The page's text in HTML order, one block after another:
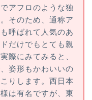
アフロのような独
そのため、通称ア
呼ばれて人気のあ
だけでもとても親
際にみてみると、
姿形もかわいいの
りします。西日本
は有名ですが、東